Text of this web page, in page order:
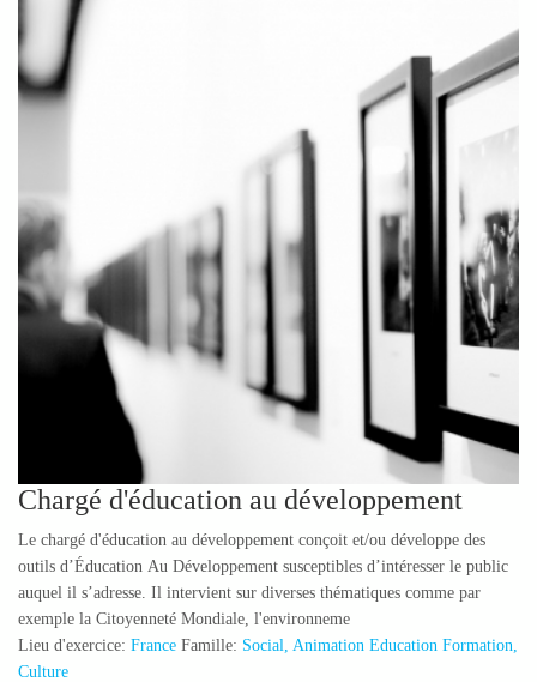
Chargé d'éducation au développement
Le chargé d'éducation au développement conçoit et/ou développe des
outils d’Éducation Au Développement susceptibles d’intéresser le public
auquel il s’adresse. Il intervient sur diverses thématiques comme par
exemple la Citoyenneté Mondiale, l'environneme
Lieu d'exercice: France Famille: Social, Animation Education Formation,
Culture